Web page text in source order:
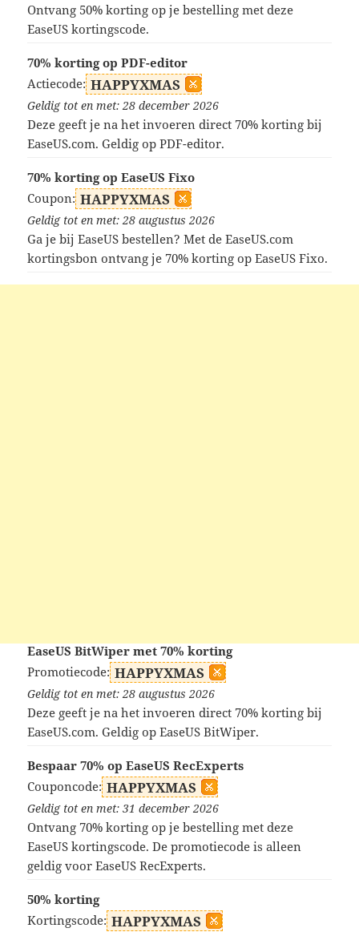
Ontvang 50% korting op je bestelling met deze
EaseUS kortingscode.
70% korting op PDF-editor
Actiecode: HAPPYXMAS
Geldig tot en met: 28 december 2026
Deze geeft je na het invoeren direct 70% korting bij
EaseUS.com. Geldig op PDF-editor.
70% korting op EaseUS Fixo
Coupon: HAPPYXMAS
Geldig tot en met: 28 augustus 2026
Ga je bij EaseUS bestellen? Met de EaseUS.com
kortingsbon ontvang je 70% korting op EaseUS Fixo.
EaseUS BitWiper met 70% korting
Promotiecode: HAPPYXMAS
Geldig tot en met: 28 augustus 2026
Deze geeft je na het invoeren direct 70% korting bij
EaseUS.com. Geldig op EaseUS BitWiper.
Bespaar 70% op EaseUS RecExperts
Couponcode: HAPPYXMAS
Geldig tot en met: 31 december 2026
Ontvang 70% korting op je bestelling met deze
EaseUS kortingscode. De promotiecode is alleen
geldig voor EaseUS RecExperts.
50% korting
Kortingscode: HAPPYXMAS